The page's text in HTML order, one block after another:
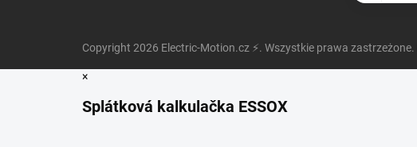
Copyright 2026 Electric-Motion.cz ⚡. Wszystkie prawa zastrzeżone.
×
Splátková kalkulačka ESSOX